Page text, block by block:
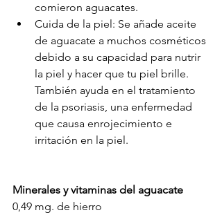
comieron aguacates.
Cuida de la piel: Se añade aceite
de aguacate a muchos cosméticos
debido a su capacidad para nutrir
la piel y hacer que tu piel brille.
También ayuda en el tratamiento
de la psoriasis, una enfermedad
que causa enrojecimiento e
irritación en la piel.
Minerales y vitaminas del aguacate
0,49 mg. de hierro